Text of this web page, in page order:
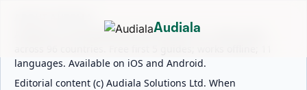
Audiala is an AI-powered audio guide for 1,100+ cities
languages. Available on iOS and Android.
Editorial content (c) Audiala Solutions Ltd. When
Audiala